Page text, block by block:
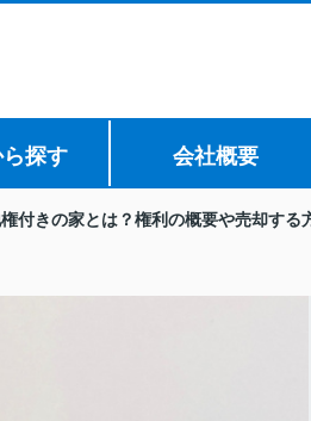
探す 会社概要
付きの家とは？権利の概要や売却する